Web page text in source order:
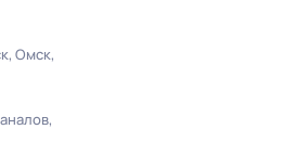
Омск